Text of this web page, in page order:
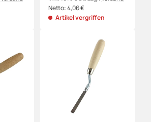
Netto:4,06€
Artikel vergriffen